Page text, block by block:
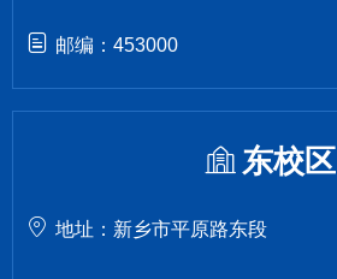
邮编：453000
东校区
地址：新乡市平原路东段